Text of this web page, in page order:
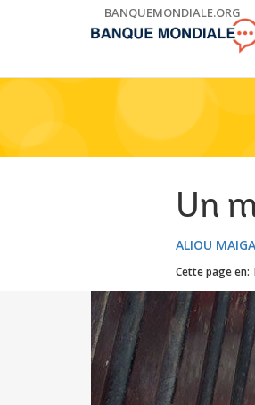
BANQUEMONDIALE.ORG
Un
ALIOU MAIGA
Cette page en: